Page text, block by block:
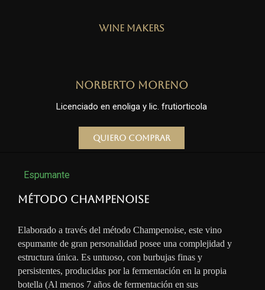
Wine Makers
Norberto Moreno
Licenciado en enoliga y lic. frutiorticola
Quiero comprar
Espumante
Método Champenoise
Elaborado a través del método Champenoise, este vino
espumante de gran personalidad posee una complejidad y
estructura única. Es untuoso, con burbujas finas y
persistentes, producidas por la fermentación en la propia
botella (Al menos 7 años de fermentación en sus